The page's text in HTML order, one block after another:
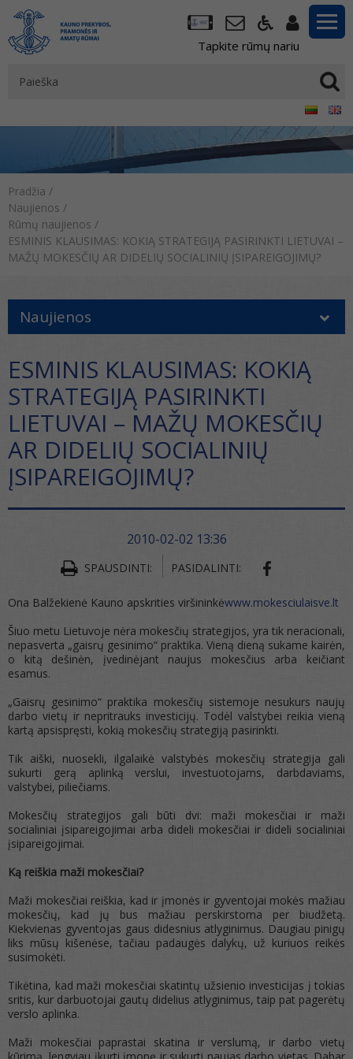
Tapkite rūmų nariu
Pradžia /
Naujienos /
Rūmų naujienos /
ESMINIS KLAUSIMAS: KOKIĄ STRATEGIJĄ PASIRINKTI LIETUVAI –
MAŽŲ MOKESČIŲ AR DIDELIŲ SOCIALINIŲ ĮSIPAREIGOJIMŲ?
Naujienos
ESMINIS KLAUSIMAS: KOKIĄ
STRATEGIJĄ PASIRINKTI
LIETUVAI – MAŽŲ MOKESČIŲ
AR DIDELIŲ SOCIALINIŲ
ĮSIPAREIGOJIMŲ?
2010-02-02 13:36
SPAUSDINTI: PASIDALINTI:
Ona Balžekienė Kauno apskrities viršininkėwww.mokesciulaisve.lt
Šiuo metu Lietuvoje nėra mokesčių strategijos, yra tik neracionali,
nepasverta „gaisrų gesinimo“ praktika. Vieną dieną sukame kairėn,
o kitą dešinėn, įvedinėjant naujus mokesčius arba keičiant
esamus.
„Gaisrų gesinimo“ praktika mokesčių sistemoje nesukurs naujų
darbo vietų ir nepritrauks investicijų. Todėl valstybei reikia vieną
kartą apsispręsti, kokią mokesčių strategiją pasirinkti.
Tik aiški, nuosekli, ilgalaikė valstybės mokesčių strategija gali
sukurti gerą aplinką verslui, investuotojams, darbdaviams,
valstybei, piliečiams.
Mokesčių strategijos gali būti dvi: maži mokesčiai ir maži
socialiniai įsipareigojimai arba dideli mokesčiai ir dideli socialiniai
įsipareigojimai.
Ką reiškia maži mokesčiai?
Maži mokesčiai reiškia, kad ir įmonės ir gyventojai mokės mažiau
mokesčių, kad jų bus mažiau perskirstoma per biudžetą.
Kiekvienas gyventojas gaus didesnius atlyginimus. Daugiau pinigų
liks mūsų kišenėse, tačiau padaugės dalykų, už kuriuos reikės
susimokėti.
Tikėtina, kad maži mokesčiai skatintų užsienio investicijas į tokias
sritis, kur darbuotojai gautų didelius atlyginimus, taip pat pagerėtų
verslo aplinka.
Maži mokesčiai paprastai skatina ir verslumą, ir darbo vietų